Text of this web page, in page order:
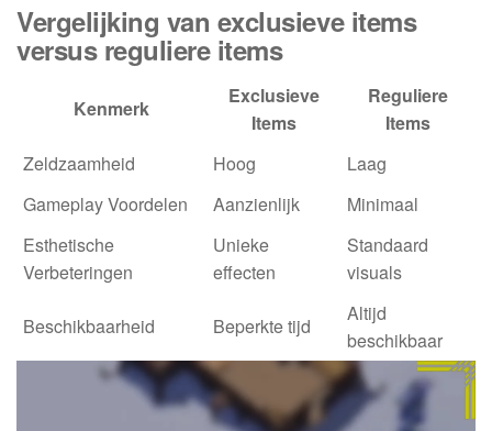
Vergelijking van exclusieve items
versus reguliere items
Kenmerk
Exclusieve
Items
Reguliere
Items
Zeldzaamheid
Hoog
Laag
Gameplay Voordelen
Aanzienlijk
Minimaal
Esthetische
Verbeteringen
Unieke
effecten
Standaard
visuals
Beschikbaarheid Beperkte tijd
Altijd
beschikbaar